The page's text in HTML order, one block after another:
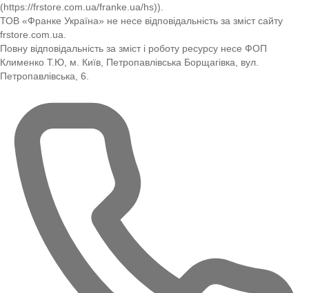
(https://frstore.com.ua/franke.ua/hs)).
ТОВ «Франке Україна» не несе відповідальність за зміст сайту
frstore.com.ua.
Повну відповідальність за зміст і роботу ресурсу несе ФОП
Клименко Т.Ю, м. Київ, Петропавлівська Борщагівка, вул.
Петропавлівська, 6.